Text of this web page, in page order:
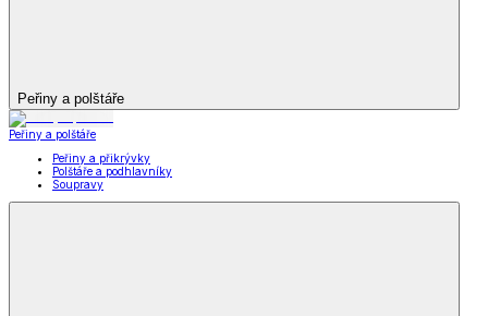
Peřiny a polštáře
Peřiny a polštáře
Peřiny a přikrývky
Polštáře a podhlavníky
Soupravy